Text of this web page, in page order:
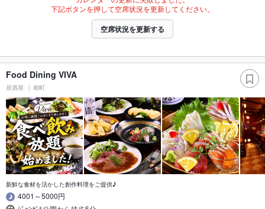
下記ボタンを押して空席状況を更新してください。
空席状況を更新する
Food Dining VIVA
居酒屋 都町
新鮮な食材を活かした創作料理をご提供♪
4001～5000円